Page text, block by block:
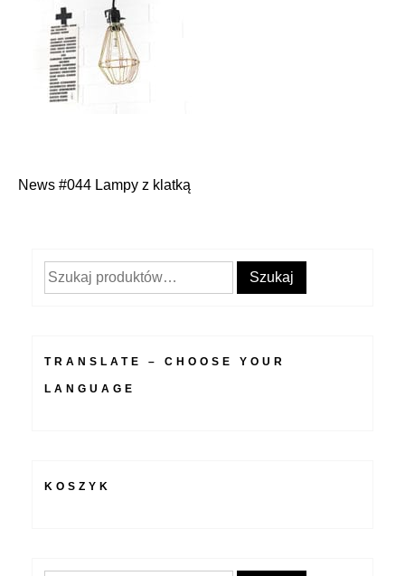
Nawigacja
News #044 Lampy z klatką
Szukaj: Szukaj
TRANSLATE – CHOOSE YOUR
LANGUAGE
KOSZYK